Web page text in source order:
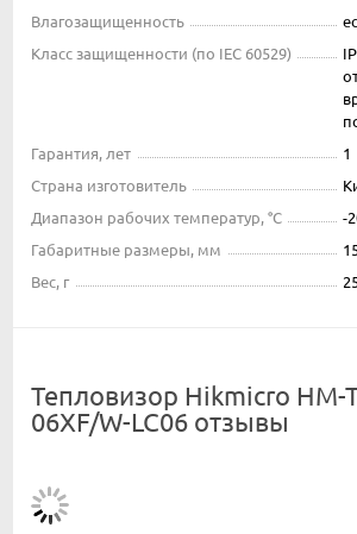
Влагозащищенность
Класс защищенности (по IEC 60529)
Гарантия, лет
1
Страна изготовитель
Диапазон рабочих температур, °С
-
Габаритные размеры, мм
Вес, г
Тепловизор Hikmicro HM-
06XF/W-LC06 отзывы